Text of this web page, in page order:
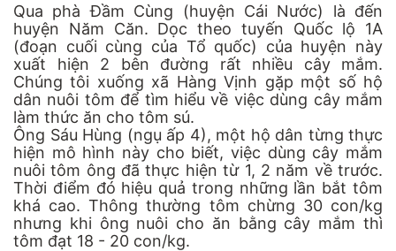
Qua phà Đầm Cùng (huyện Cái Nước) là đến
huyện Năm Căn. Dọc theo tuyến Quốc lộ 1A
(đoạn cuối cùng của Tổ quốc) của huyện này
xuất hiện 2 bên đường rất nhiều cây mắm.
Chúng tôi xuống xã Hàng Vịnh gặp một số hộ
dân nuôi tôm để tìm hiểu về việc dùng cây mắm
làm thức ăn cho tôm sú.
Ông Sáu Hùng (ngụ ấp 4), một hộ dân từng thực
hiện mô hình này cho biết, việc dùng cây mắm
nuôi tôm ông đã thực hiện từ 1, 2 năm về trước.
Thời điểm đó hiệu quả trong những lần bắt tôm
khá cao. Thông thường tôm chừng 30 con/kg
nhưng khi ông nuôi cho ăn bằng cây mắm thì
tôm đạt 18 - 20 con/kg.